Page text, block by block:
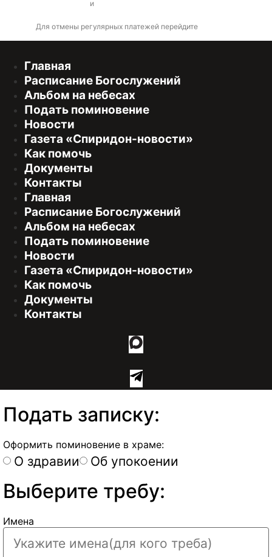
и
Для отмены регулярных платежей перейдите
Главная
Расписание Богослужений
Альбом на небесах
Подать поминовение
Новости
Газета «Спиридон-новости»
Как помочь
Документы
Контакты
Главная
Расписание Богослужений
Альбом на небесах
Подать поминовение
Новости
Газета «Спиридон-новости»
Как помочь
Документы
Контакты
Подать записку:
Оформить поминовение в храме:
О здравии Об упокоении
Выберите требу:
Имена